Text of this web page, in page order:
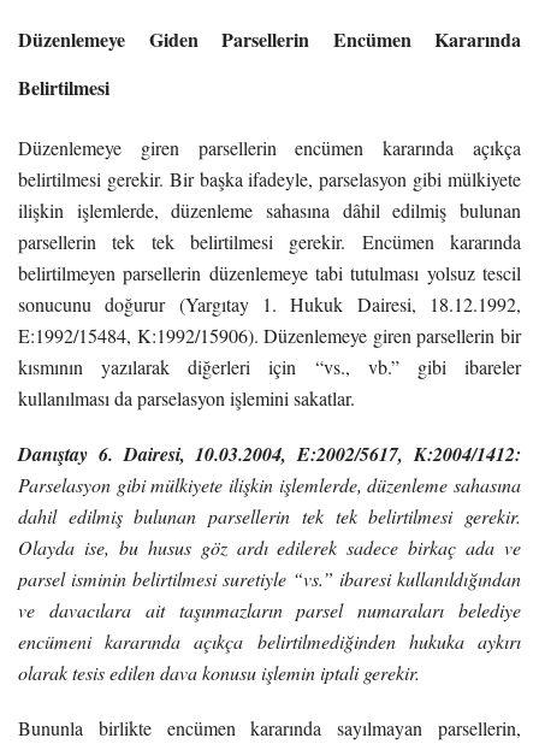
Düzenlemeye Giden Parsellerin Encümen Kararında
Belirtilmesi
Düzenlemeye giren parsellerin encümen kararında açıkça
belirtilmesi gerekir. Bir başka ifadeyle, parselasyon gibi mülkiyete
ilişkin işlemlerde, düzenleme sahasına dâhil edilmiş bulunan
parsellerin tek tek belirtilmesi gerekir. Encümen kararında
belirtilmeyen parsellerin düzenlemeye tabi tutulması yolsuz tescil
sonucunu doğurur (Yargıtay 1. Hukuk Dairesi, 18.12.1992,
E:1992/15484, K:1992/15906). Düzenlemeye giren parsellerin bir
kısmının yazılarak diğerleri için “vs., vb.” gibi ibareler
kullanılması da parselasyon işlemini sakatlar.
Danıştay 6. Dairesi, 10.03.2004, E:2002/5617, K:2004/1412:
Parselasyon gibi mülkiyete ilişkin işlemlerde, düzenleme sahasına
dahil edilmiş bulunan parsellerin tek tek belirtilmesi gerekir.
Olayda ise, bu husus göz ardı edilerek sadece birkaç ada ve
parsel isminin belirtilmesi suretiyle “vs.” ibaresi kullanıldığından
ve davacılara ait taşınmazların parsel numaraları belediye
encümeni kararında açıkça belirtilmediğinden hukuka aykırı
olarak tesis edilen dava konusu işlemin iptali gerekir.
Bununla birlikte encümen kararında sayılmayan parsellerin,